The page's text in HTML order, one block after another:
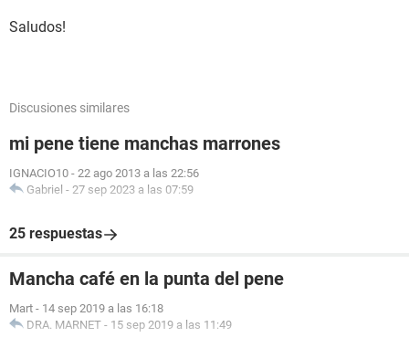
Saludos!
Discusiones similares
mi pene tiene manchas marrones
IGNACIO10 - 22 ago 2013 a las 22:56
Gabriel - 27 sep 2023 a las 07:59
25 respuestas
Mancha café en la punta del pene
Mart - 14 sep 2019 a las 16:18
DRA. MARNET - 15 sep 2019 a las 11:49